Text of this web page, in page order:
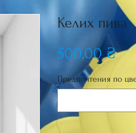
Келих пива
500,00 ₴Ціна
Предпочтения по